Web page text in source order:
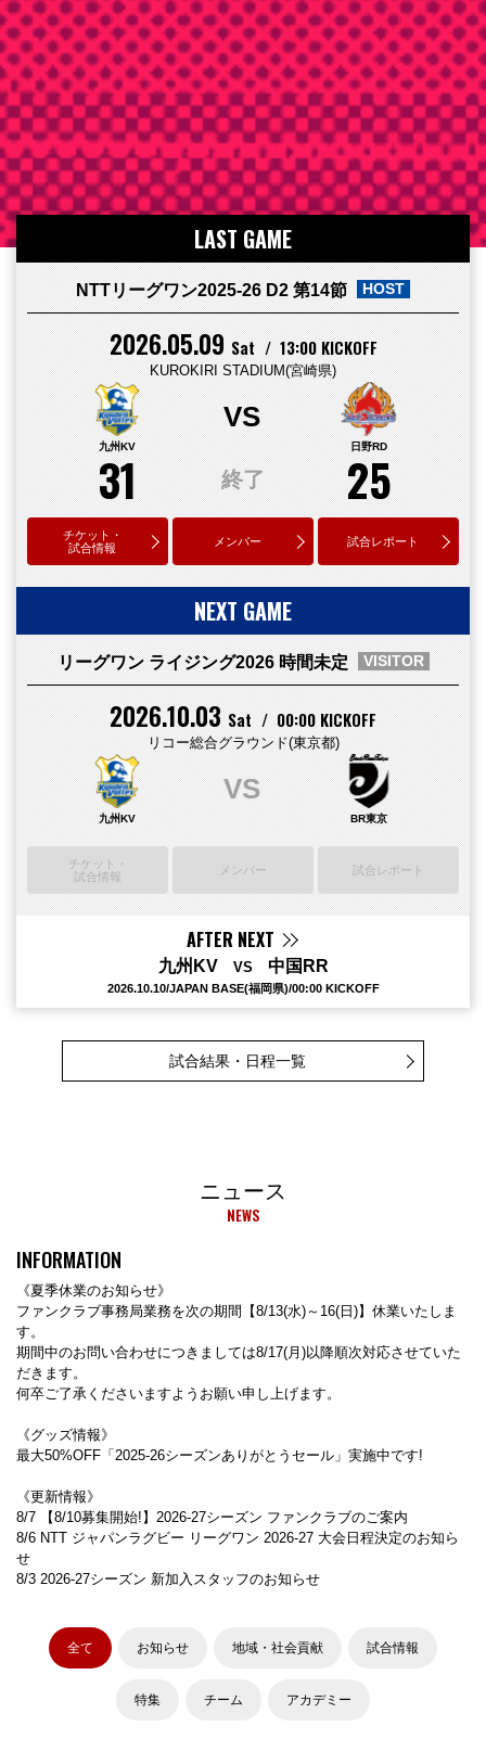
LAST GAME
NTTリーグワン2025-26 D2 第14節 HOST
2026.05.09Sat 13:00 KICKOFF
KUROKIRI STADIUM(宮崎県)
九州KV 日野RD
31 25
チケット・
試合情報
メンバー 試合レポート
NEXT GAME
リーグワン ライジング2026 時間未定 VISITOR
2026.10.03Sat 00:00 KICKOFF
リコー総合グラウンド(東京都)
九州KV BR東京
チケット・
試合情報
メンバー 試合レポート
AFTER NEXT
九州KV VS 中国RR
2026.10.10/JAPAN BASE(福岡県)/00:00 KICKOFF
試合結果・日程一覧
ニュース
NEWS
INFORMATION
《夏季休業のお知らせ》
ファンクラブ事務局業務を次の期間【8/13(水)～16(日)】休業いたしま
す。
期間中のお問い合わせにつきましては8/17(月)以降順次対応させていた
だきます。
何卒ご了承くださいますようお願い申し上げます。
《グッズ情報》
最大50%OFF「2025-26シーズンありがとうセール」実施中です!
《更新情報》
8/7 【8/10募集開始!】2026-27シーズン ファンクラブのご案内
8/6 NTT ジャパンラグビー リーグワン 2026-27 大会日程決定のお知ら
せ
8/3 2026-27シーズン 新加入スタッフのお知らせ
全て お知らせ 地域・社会貢献 試合情報
特集 チーム アカデミー